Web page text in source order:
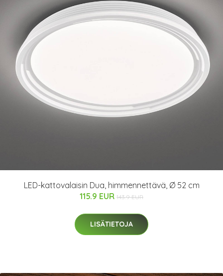
LED-kattovalaisin Dua, himmennettävä, Ø 52 cm
115.9 EUR 143.9 EUR
LISÄTIETOJA